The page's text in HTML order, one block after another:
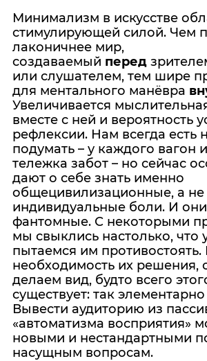
Минимализм в искусстве
стимулирующей силой. Чем
лаконичнее мир,
создаваемый перед
или слушателем, тем шире
для ментального манёвра
Увеличивается
вместе с ней и вероятность
рефлексии. Нам всегда есть
подумать – у каждого вагон
тележка забот – но сейчас
дают о себе знать именно
общецивилизационные, а не
индивидуальные боли. И
фантомные. С некоторыми
мы свыклись настолько, что
пытаемся им
необходимость их решения,
делаем вид, будто всего
существует: так элементарно
Вывести аудиторию из
«автоматизма восприятия»
новыми и нестандартными
насущным вопросам.